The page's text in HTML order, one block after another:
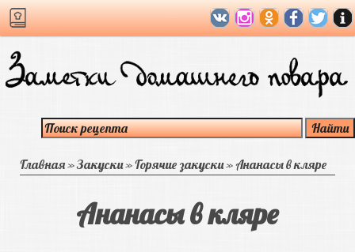
Главная»Закуски»Горячие закуски»Ананасы в кляре
Ананасы в кляре